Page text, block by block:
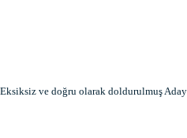
Eksiksiz ve doğru olarak doldurulmuş